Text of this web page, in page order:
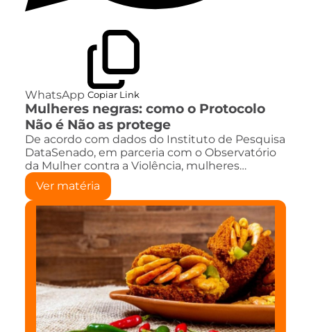
WhatsApp Copiar Link
Mulheres negras: como o Protocolo
Não é Não as protege
De acordo com dados do Instituto de Pesquisa
DataSenado, em parceria com o Observatório
da Mulher contra a Violência, mulheres…
Ver matéria